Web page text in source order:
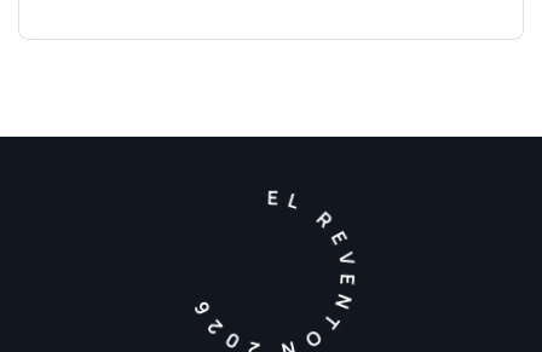
EL REVENTON 2026